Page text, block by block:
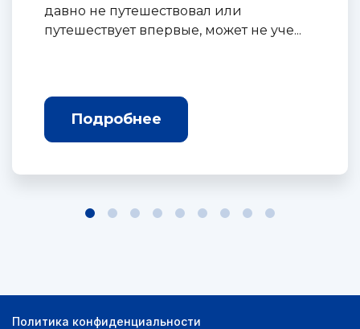
давно не путешествовал или
путешествует впервые, может не уче...
Подробнее
Политика конфиденциальности